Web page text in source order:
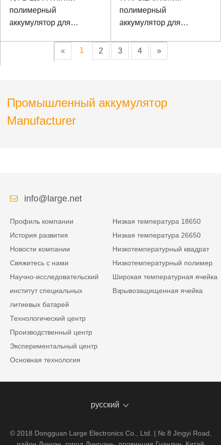
полимерный
аккумулятор для
полимерный
аккумулятор для
связи I2C
« 1 2 3 4 »
Промышленный аккумулятор
Manufacturer
info@large.net
Профиль компании
История развития
Новости компании
Свяжитесь с нами
Научно-исследовательский
институт специальных
литиевых батарей
Технологический центр
Производственный центр
Экспериментальный центр
Основная технология
Низкая температура 18650
Низкая температура 26650
Низкотемпературный квадрат
Низкотемпературный полимер
Широкая температурная ячейка
Взрывозащищенная ячейка
русский
© 2018 Dongguan Large Electronics Co., Ltd. | № 8 Jingyi Road,